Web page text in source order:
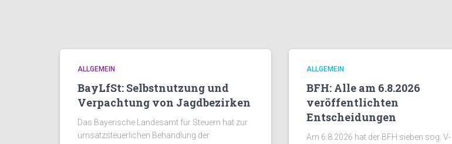
ALLGEMEIN
BayLfSt: Selbstnutzung und
Verpachtung von Jagdbezirken
Das Bayerische Landesamt für Steuern hat zur
umsatzsteuerlichen Behandlung der
ALLGEMEIN
BFH: Alle am 6.8.2026
veröffentlichten
Entscheidungen
Am 6.8.2026 hat der BFH sieben sog. V-